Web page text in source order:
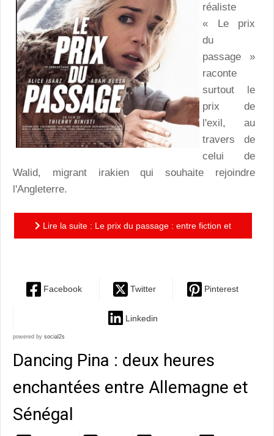
réaliste
« Le prix
du
passage »
raconte
surtout le
prix de
l'exil, au
travers de
celui de
Walid, migrant irakien qui souhaite rejoindre
l'Angleterre.
Lire la suite : Le prix du passage : entre fiction et
Facebook Twitter Pinterest
Linkedin
powered by social2s
Dancing Pina : deux heures
enchantées entre Allemagne et
Sénégal